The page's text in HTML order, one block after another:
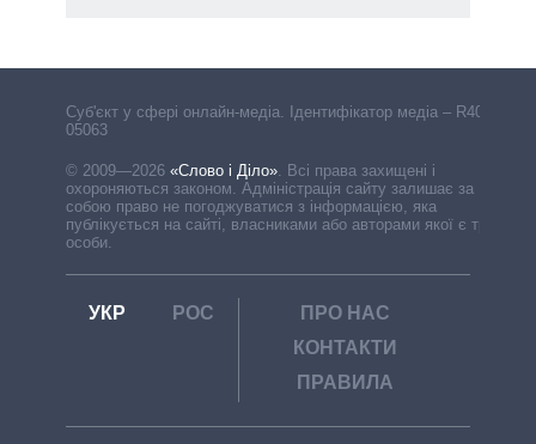
Cуб'єкт у сфері онлайн-медіа. Ідентифікатор медіа – R40-
05063
© 2009—2026 «Слово і Діло». Всі права захищені і
охороняються законом. Адміністрація сайту залишає за
собою право не погоджуватися з інформацією, яка
публікується на сайті, власниками або авторами якої є треті
особи.
УКР РОС
ПРО НАС
КОНТАКТИ
ПРАВИЛА